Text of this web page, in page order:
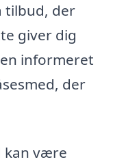
tilbud, der
giver dig
informeret
der
kan være